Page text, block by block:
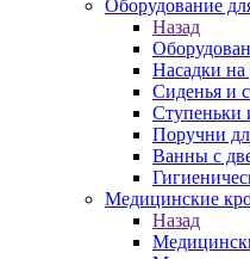
Оборудование
Назад
Насадки на
Сиденья и
Ступеньки
Поручни
Ванны с
Медицинские
Назад